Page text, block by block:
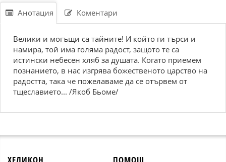
Анотация Коментари
Велики и могъщи са тайните! И който ги търси и
намира, той има голяма радост, защото те са
истински небесен хляб за душата. Когато приемем
познанието, в нас изгрява божественото царство на
радостта, така че пожелаваме да се отървем от
тщеславието... /Якоб Бьоме/